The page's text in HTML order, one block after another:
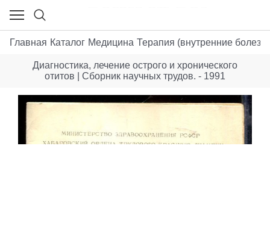
Главная Каталог Медицина Терапия (внутренние
Диагностика, лечение острого и хронического
отитов | Сборник научных трудов. - 1991